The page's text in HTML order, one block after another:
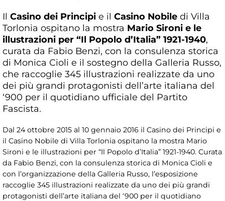
Il Casino dei Principi e il Casino Nobile di Villa
Torlonia ospitano la mostra Mario Sironi e le
illustrazioni per “Il Popolo d’Italia” 1921-1940,
curata da Fabio Benzi, con la consulenza storica
di Monica Cioli e il sostegno della Galleria Russo,
che raccoglie 345 illustrazioni realizzate da uno
dei più grandi protagonisti dell’arte italiana del
‘900 per il quotidiano ufficiale del Partito
Fascista.
Dal 24 ottobre 2015 al 10 gennaio 2016 il Casino dei Principi e
il Casino Nobile di Villa Torlonia ospitano la mostra Mario
Sironi e le illustrazioni per “Il Popolo d’Italia” 1921-1940. Curata
da Fabio Benzi, con la consulenza storica di Monica Cioli e
con l’organizzazione della Galleria Russo, l’esposizione
raccoglie 345 illustrazioni realizzate da uno dei più grandi
protagonisti dell’arte italiana del ‘900 per il quotidiano